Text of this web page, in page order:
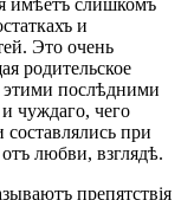
и
Это очень
родительское
этими послѣдними
чуждаго, чего
при
любви, взглядѣ.
препятствія